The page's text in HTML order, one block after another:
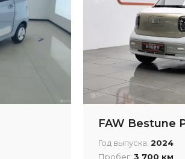
FAW Bestune
Год выпуска: 2024
Пробег: 3 700 км